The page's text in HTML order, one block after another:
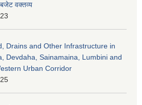
वक्तव्य
Drains and Other Infrastructure in
Devdaha, Sainamaina, Lumbini and
Urban Corridor